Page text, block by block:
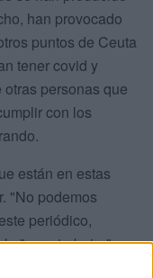
han provocado
puntos de Ceuta
tener covid y
personas que
con los
están en estas
"No podemos
periódico,
"para trabajar".
"la mano rota